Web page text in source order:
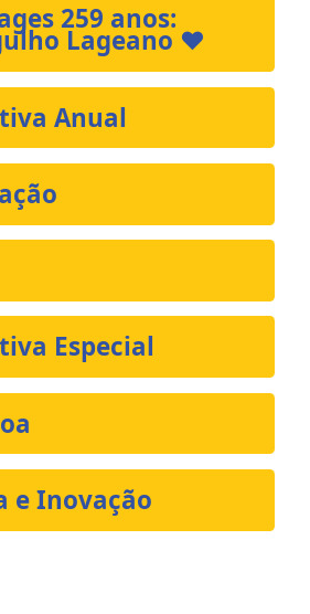
259 anos:
Lageano ❤️
Anual
Especial
e Inovação